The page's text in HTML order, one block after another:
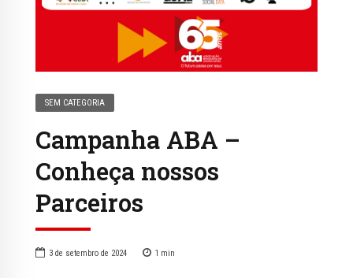
SEM CATEGORIA
Campanha ABA –
Conheça nossos
Parceiros
3 de setembro de 2024 1 min